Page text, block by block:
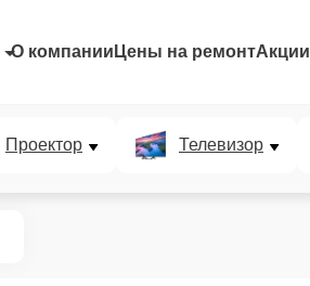
О компании Цены на ремонтАкции
Проектор Телевизор